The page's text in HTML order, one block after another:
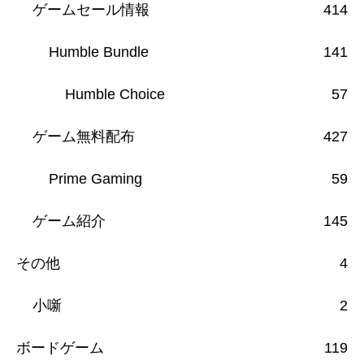
ゲームセール情報 414
Humble Bundle 141
Humble Choice 57
ゲーム無料配布 427
Prime Gaming 59
ゲーム紹介 145
その他 4
小噺 2
ボードゲーム 119